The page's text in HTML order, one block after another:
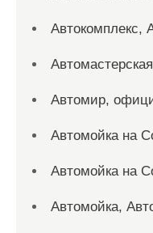
Автокомплекс,
Автомастерская
Автомир,
Автомойка на
Автомойка на
Автомойка,